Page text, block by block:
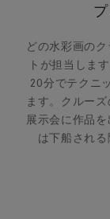
どの水彩画の
トが担当しま
20分でテクニ
ます。クルー
展示会に作品
は下船され